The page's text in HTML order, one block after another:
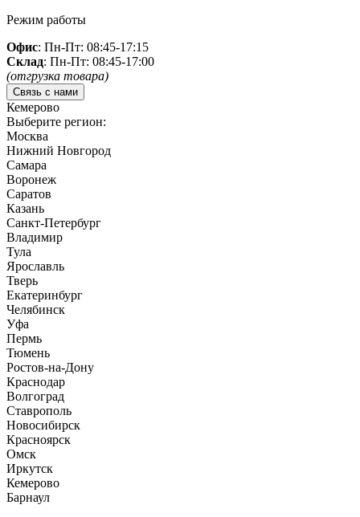
Режим работы
Офис: Пн-Пт: 08:45-17:15
Склад: Пн-Пт: 08:45-17:00
(отгрузка товара)
Связь с нами
Кемерово
Выберите регион:
Москва
Нижний Новгород
Самара
Воронеж
Саратов
Казань
Санкт-Петербург
Владимир
Тула
Ярославль
Тверь
Екатеринбург
Челябинск
Уфа
Пермь
Тюмень
Ростов-на-Дону
Краснодар
Волгоград
Ставрополь
Новосибирск
Красноярск
Омск
Иркутск
Кемерово
Барнаул